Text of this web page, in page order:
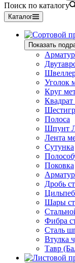
Поиск по каталогу
Каталог
Показать
Уголок
Круг
Квадрат
Полоса
Шпунт
Лента
Сутунка
Поковка
Дробь
Шары
Фибра
Сталь
Втулка
Тавр